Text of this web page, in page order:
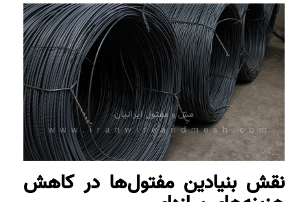
نقش بنیادین مفتول‌ها در کاهش